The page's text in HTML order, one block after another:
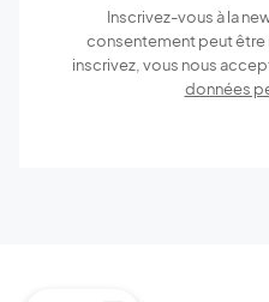
Inscrivez-vous à la
consentement peut être
inscrivez, vous nous
données